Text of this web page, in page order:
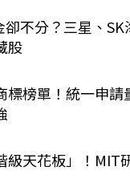
卻不分？三星、
股
標榜單！統一申請
級天花板」！MIT